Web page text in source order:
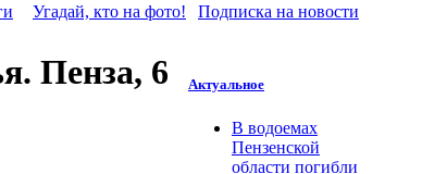
Угадай, кто на фото! Подписка на новости
Пенза, 6
Актуальное
В водоемах
Пензенской
области погибли